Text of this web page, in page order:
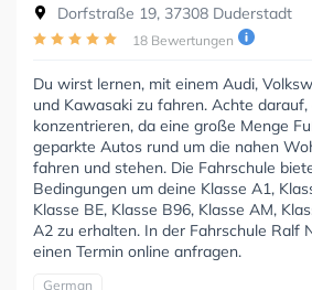
Dorfstraße 19, 37308 Duderstadt
18 Bewertungen
Du wirst lernen, mit einem Audi,
und Kawasaki zu fahren. Achte darauf,
konzentrieren, da eine große Menge
geparkte Autos rund um die nahen
fahren und stehen. Die Fahrschule
Bedingungen um deine Klasse A1,
Klasse BE, Klasse B96, Klasse AM,
A2 zu erhalten. In der Fahrschule Ralf
einen Termin online anfragen.
German